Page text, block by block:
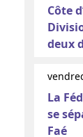
Côte
deux
La
se
Faé